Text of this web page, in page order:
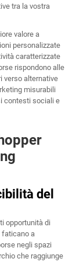
tra la vostra
valore a
personalizzate
caratterizzate
rispondono alle
verso alternative
misurabili
contesti sociali e
del
opportunità di
faticano a
negli spazi
che raggiunge